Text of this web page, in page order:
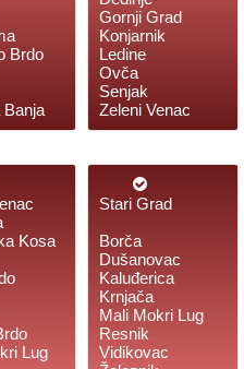
Brdo
Banja
Gornji Grad
Konjarnik
Ledine
Ovča
Senjak
Zeleni Venac
Kosa
Lug
Stari Grad
Borča
Dušanovac
Kaluđerica
Krnjača
Mali Mokri Lug
Resnik
Vidikovac